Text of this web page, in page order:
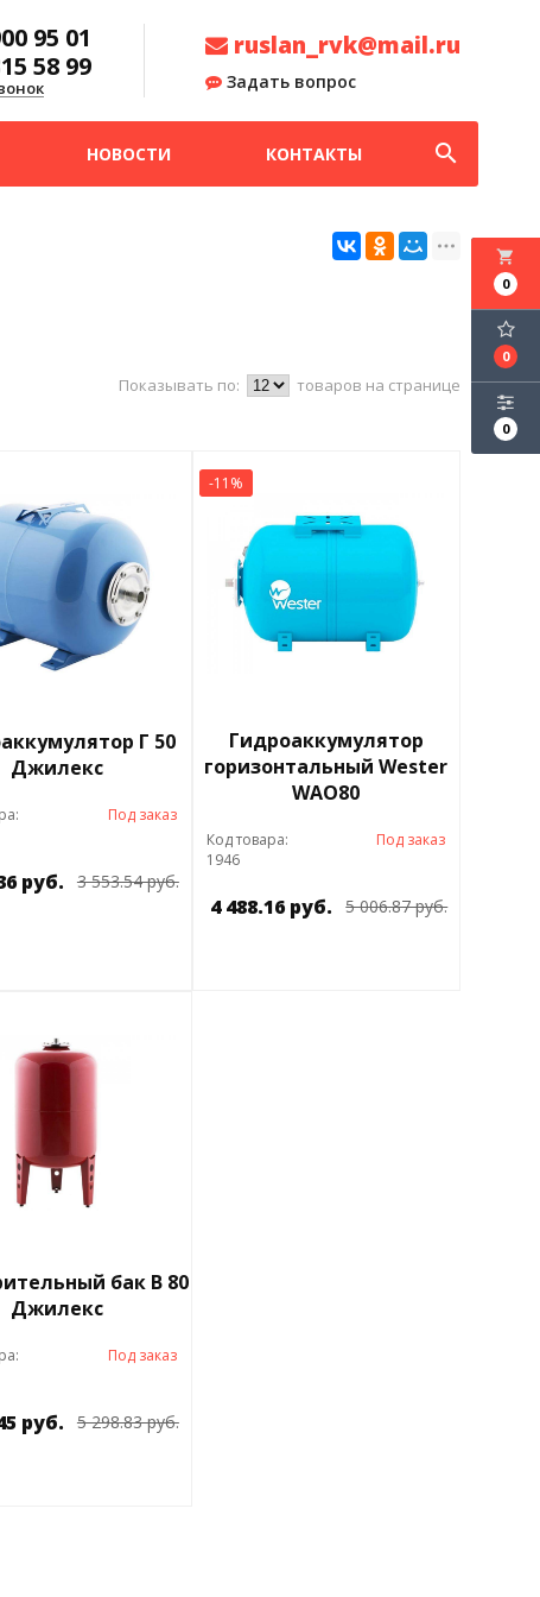
95 01
58 99
ruslan_rvk@mail.ru
Задать вопрос
НОВОСТИ КОНТАКТЫ search
local_grocery_store
0
0
0
Показывать по: товаров на странице
Г 50
Джилекс
Под заказ
руб. 3 553.54 руб.
-11%
Гидроаккумулятор
горизонтальный Wester
WAO80
Код товара:
1946
Под заказ
4 488.16 руб. 5 006.87 руб.
бак В 80
Джилекс
Под заказ
руб. 5 298.83 руб.